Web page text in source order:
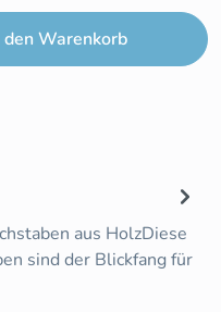
gewünschten
den Warenkorb
aus HolzDiese
sind der Blickfang für